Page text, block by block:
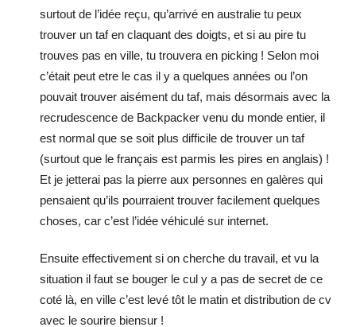
surtout de l’idée reçu, qu’arrivé en australie tu peux
trouver un taf en claquant des doigts, et si au pire tu
trouves pas en ville, tu trouvera en picking ! Selon moi
c’était peut etre le cas il y a quelques années ou l’on
pouvait trouver aisément du taf, mais désormais avec la
recrudescence de Backpacker venu du monde entier, il
est normal que se soit plus difficile de trouver un taf
(surtout que le français est parmis les pires en anglais) !
Et je jetterai pas la pierre aux personnes en galères qui
pensaient qu’ils pourraient trouver facilement quelques
choses, car c’est l’idée véhiculé sur internet.
Ensuite effectivement si on cherche du travail, et vu la
situation il faut se bouger le cul y a pas de secret de ce
coté là, en ville c’est levé tôt le matin et distribution de cv
avec le sourire biensur !